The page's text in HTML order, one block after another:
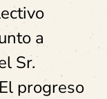
a
Sr.
progreso